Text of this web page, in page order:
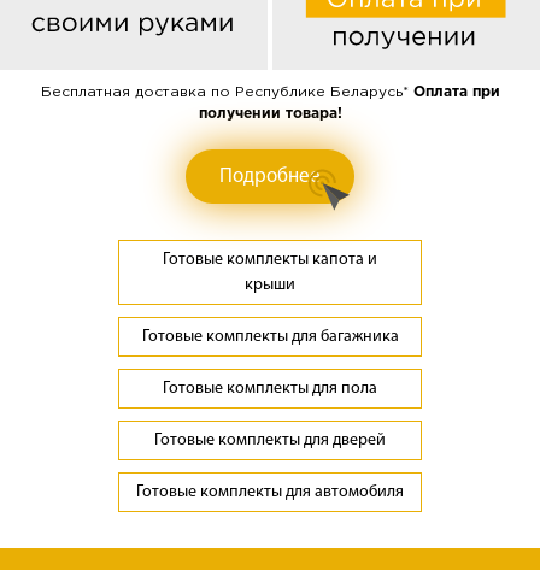
Бесплатная доставка по Республике Беларусь* Оплата при
получении товара!
Подробнее
Готовые комплекты капота и
крыши
Готовые комплекты для багажника
Готовые комплекты для пола
Готовые комплекты для дверей
Готовые комплекты для автомобиля